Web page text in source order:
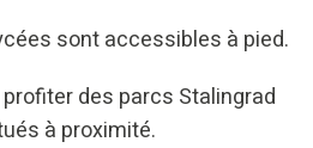
sont accessibles à pied.
des parcs Stalingrad
à proximité.